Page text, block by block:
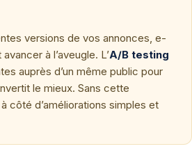
versions de vos annonces, e-
à l’aveugle. L’A/B testing
auprès d’un même public pour
le mieux. Sans cette
côté d’améliorations simples et